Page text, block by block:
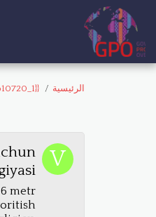
الرئيسية {{trans:e6a7f8a2f42cc35979973da8dfb10720_1}}
metr